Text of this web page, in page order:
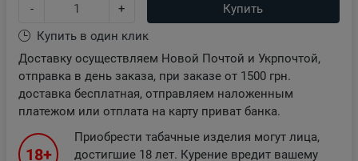
- +
Купить
Купить в один клик
Доставку осуществляем Новой Почтой и Укрпочтой,
отправка в день заказа, при заказе от 1500 грн.
доставка бесплатная, отправляем наложенным
платежом или отплата на карту приват банка.
18+
Приобрести табачные изделия могут лица,
достигшие 18 лет. Курение вредит вашему